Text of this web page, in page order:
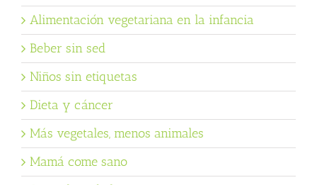
Alimentación vegetariana en la infancia
Beber sin sed
Niños sin etiquetas
Dieta y cáncer
Más vegetales, menos animales
Mamá come sano